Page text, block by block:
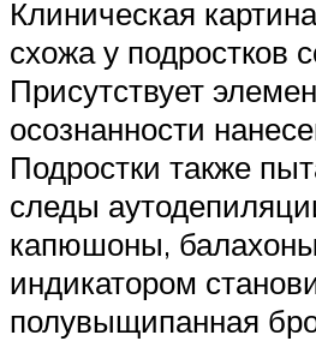
Клиническая
схожа у подростков
Присутствует
осознанности
Подростки также
следы
капюшоны,
индикатором
полувыщипанная